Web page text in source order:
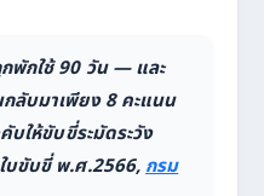
พักใช้ 90 วัน — และ
กลับมาเพียง 8 คะแนน
บให้ขับขี่ระมัดระวัง
บขับขี่ พ.ศ.2566,กรม